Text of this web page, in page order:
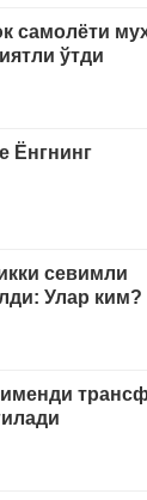
самолёти
ўтди
Ёнгнинг
севимли
Улар ким?